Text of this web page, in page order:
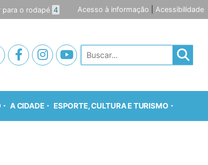
para o rodapé 4 Acesso à informação Acessibilidade
Pesquisar
A CIDADE ESPORTE, CULTURA E TURISMO